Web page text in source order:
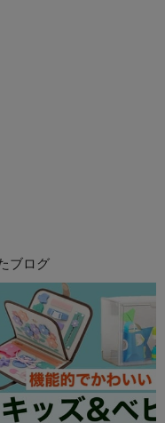
ブログ